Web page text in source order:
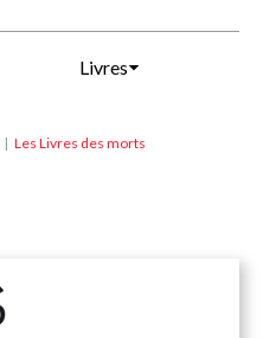
Livres
Les Livres des morts